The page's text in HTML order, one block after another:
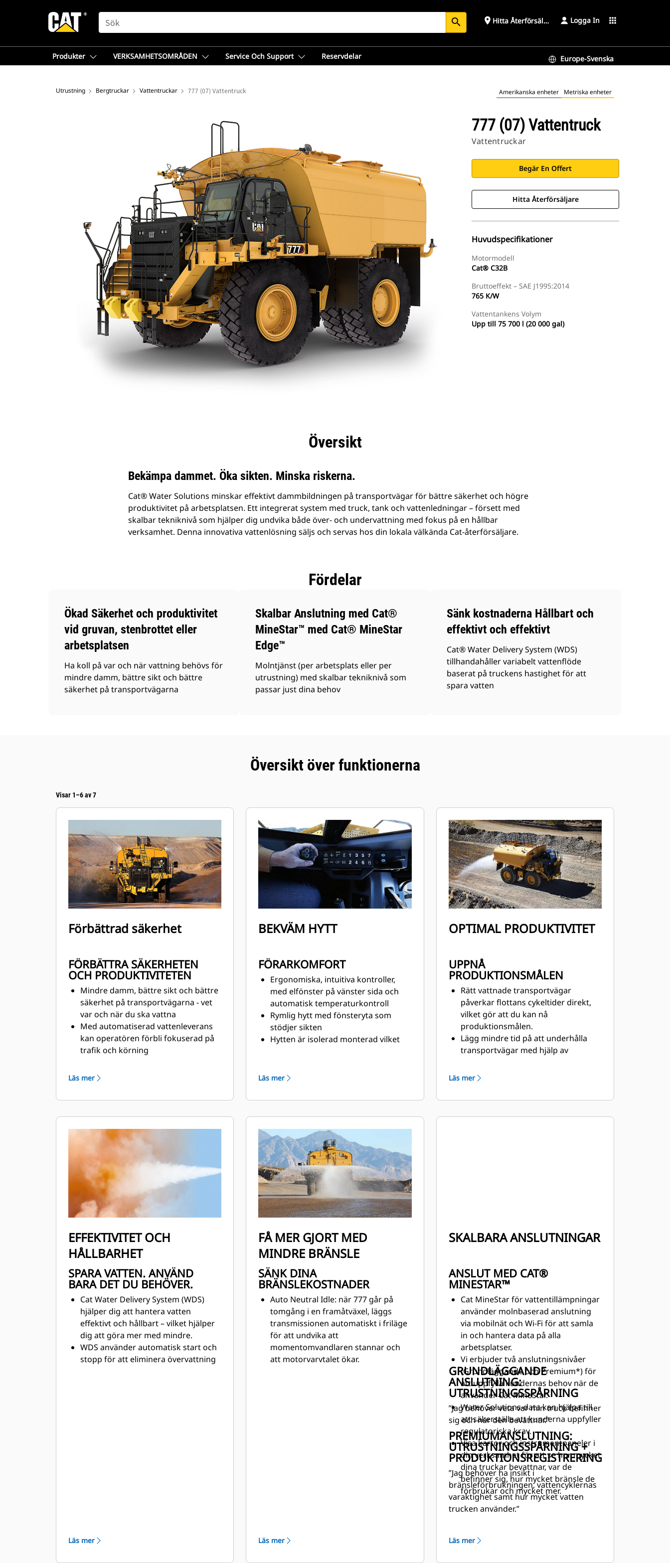
SEARCH search place Hitta Återförsäljare Logga In apps
Produkter VERKSAMHETSOMRÅDEN Service Och Support Reservdelar Europe-Svenska
Utrustning Bergtruckar Vattentruckar 777 (07) Vattentruck Amerikanska enheter Metriska enheter
777 (07) Vattentruck
Vattentruckar
Begär En Offert
Hitta Återförsäljare
Huvudspecifikationer
Motormodell
Cat® C32B
Bruttoeffekt – SAE J1995:2014
765 K/W
Vattentankens Volym
Upp till 75 700 l (20 000 gal)
SpecifikationerÖversikt
Bekämpa dammet. Öka sikten. Minska riskerna.
Cat® Water Solutions minskar effektivt dammbildningen på transportvägar för bättre säkerhet och högre
produktivitet på arbetsplatsen. Ett integrerat system med truck, tank och vattenledningar – försett med
skalbar tekniknivå som hjälper dig undvika både över- och undervattning med fokus på en hållbar
verksamhet. Denna innovativa vattenlösning säljs och servas hos din lokala välkända Cat-återförsäljare.
Fördelar
Ökad Säkerhet och produktivitet
vid gruvan, stenbrottet eller
arbetsplatsen
Ha koll på var och när vattning behövs för
mindre damm, bättre sikt och bättre
säkerhet på transportvägarna
Skalbar Anslutning med Cat®
MineStar™ med Cat® MineStar
Edge™
Molntjänst (per arbetsplats eller per
utrustning) med skalbar tekniknivå som
passar just dina behov
Sänk kostnaderna Hållbart och
effektivt och effektivt
Cat® Water Delivery System (WDS)
tillhandahåller variabelt vattenflöde
baserat på truckens hastighet för att
spara vatten
Översikt över funktionerna
Visar 1–6 av 7
Förbättrad säkerhet
FÖRBÄTTRA SÄKERHETEN
OCH PRODUKTIVITETEN
Mindre damm, bättre sikt och bättre
säkerhet på transportvägarna - vet
var och när du ska vattna
Med automatiserad vattenleverans
kan operatören förbli fokuserad på
trafik och körning
den automatiska
och resulterar i ökad
hytten
Vattenleveranssystemet har
automatisk start och stopp, baserat
på lastbilens hastighet, vilket
eliminerar övervattning vid
vägkorsningar för att förbättra
säkerheten för alla fordon på plats
Traction Control System (TCS) och
fyra hörn av lastbilen
Automatisk retarderstyrning för
Läs mer
BEKVÄM HYTT
FÖRARKOMFORT
Ergonomiska, intuitiva kontroller,
med elfönster på vänster sida och
automatisk temperaturkontroll
Rymlig hytt med fönsteryta som
stödjer sikten
Hytten är isolerad monterad vilket
med 50 %
och framsidan av fordonet
hyttvattenkontroller är
användarvänliga och lätta att lära sig
Läs mer
OPTIMAL PRODUKTIVITET
UPPNÅ
PRODUKTIONSMÅLEN
Rätt vattnade transportvägar
påverkar flottans cykeltider direkt,
vilket gör att du kan nå
produktionsmålen.
Lägg mindre tid på att underhålla
transportvägar med hjälp av
lösa övervattning och undervattning
minska oplanerad tomgång med
Läs mer
EFFEKTIVITET OCH
HÅLLBARHET
SPARA VATTEN. ANVÄND
BARA DET DU BEHÖVER.
Cat Water Delivery System (WDS)
hjälper dig att hantera vatten
effektivt och hållbart – vilket hjälper
dig att göra mer med mindre.
WDS använder automatisk start och
stopp för att eliminera övervattning
Läs mer
FÅ MER GJORT MED
MINDRE BRÄNSLE
SÄNK DINA
BRÄNSLEKOSTNADER
Auto Neutral Idle: när 777 går på
tomgång i en framåtväxel, läggs
transmissionen automatiskt i friläge
för att undvika att
momentomvandlaren stannar och
att motorvarvtalet ökar.
bränsleeffektiva motorvarvtal och val
Läs mer
SKALBARA ANSLUTNINGAR
ANSLUT MED CAT®
MINESTAR™
Cat MineStar för vattentillämpningar
använder molnbaserad anslutning
via mobilnät och Wi-Fi för att samla
in och hantera data på alla
arbetsplatser.
Vi erbjuder två anslutningsnivåer
(Grundläggande och Premium*) för
att uppfylla kundernas behov när de
använder Cat MineStar.
Water Solutions-data kan hjälpa till
att säkerställa att kunderna uppfyller
regulatoriska krav.
Visa kartor och instrumentpaneler i
din verksamhet för att se hur mycket
dina truckar bevattnar, var de
befinner sig, hur mycket bränsle de
förbrukar och mycket mer.
GRUNDLÄGGANDE
ANSLUTNING:
UTRUSTNINGSSPÅRNING
”Jag behöver veta var min truck befinner
sig och när den bevattnar.”
PREMIUMANSLUTNING:
UTRUSTNINGSSPÅRNING +
PRODUKTIONSREGISTRERING
”Jag behöver ha insikt i
bränsleförbrukningen, vattencyklernas
varaktighet samt hur mycket vatten
trucken använder.”
Läs mer